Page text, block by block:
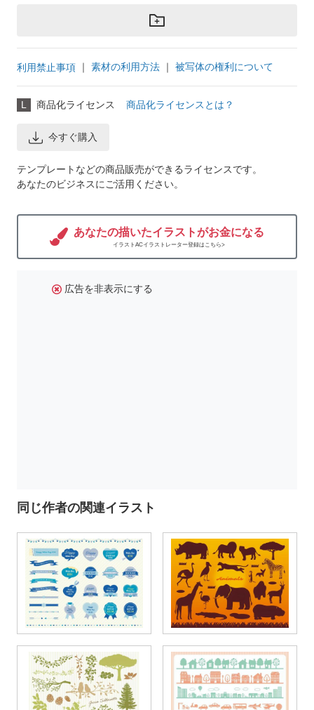
利用禁止事項 ｜ 素材の利用方法 ｜ 被写体の権利について
L 商品化ライセンス 商品化ライセンスとは？
今すぐ購入
テンプレートなどの商品販売ができるライセンスです。
あなたのビジネスにご活用ください。
あなたの描いたイラストがお金になる
イラストACイラストレーター登録はこちら>
広告を非表示にする
同じ作者の関連イラスト